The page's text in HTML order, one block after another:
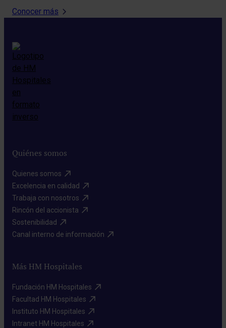
Conocer más
Quiénes somos
Quienes somos​
Excelencia en calidad​
Trabaja con nosotros​
Rincón del accionista​
Sostenibilidad​
Canal interno de información​
Más HM Hospitales
Fundación HM Hospitales​
Facultad HM Hospitales​
Instituto HM Hospitales​
Intranet HM Hospitales​